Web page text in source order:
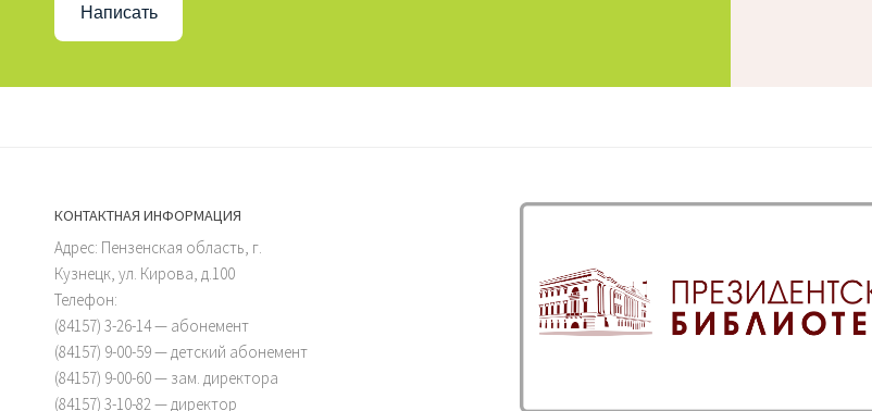
Написать
КОНТАКТНАЯ ИНФОРМАЦИЯ
Адрес: Пензенская область, г.
Кузнецк, ул. Кирова, д.100
Телефон:
(84157) 3-26-14 — абонемент
(84157) 9-00-59 — детский абонемент
(84157) 9-00-60 — зам. директора
(84157) 3-10-82 — директор